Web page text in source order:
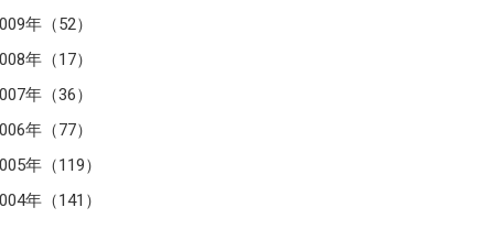
年（52）
年（17）
年（36）
年（77）
年（119）
年（141）